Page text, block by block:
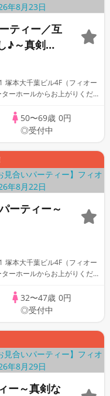
ティー／互
♪～真剣な
塚本大千葉ビル4F（フィオー
ーホールからお上がりくだ
50〜69歳 0円
◎受付中
ーティー～
塚本大千葉ビル4F（フィオー
ーホールからお上がりくだ
32〜47歳 0円
◎受付中
ー～真剣な